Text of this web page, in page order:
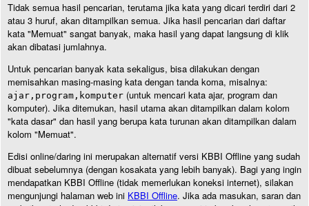
Tidak semua hasil pencarian, terutama jika kata yang dicari terdiri dari 2
atau 3 huruf, akan ditampilkan semua. Jika hasil pencarian dari daftar
kata "Memuat" sangat banyak, maka hasil yang dapat langsung di klik
akan dibatasi jumlahnya.
Untuk pencarian banyak kata sekaligus, bisa dilakukan dengan
memisahkan masing-masing kata dengan tanda koma, misalnya:
ajar,program,komputer (untuk mencari kata ajar, program dan
komputer). Jika ditemukan, hasil utama akan ditampilkan dalam kolom
"kata dasar" dan hasil yang berupa kata turunan akan ditampilkan dalam
kolom "Memuat".
Edisi online/daring ini merupakan alternatif versi KBBI Offline yang sudah
dibuat sebelumnya (dengan kosakata yang lebih banyak). Bagi yang ingin
mendapatkan KBBI Offline (tidak memerlukan koneksi internet), silakan
mengunjungi halaman web ini KBBI Offline. Jika ada masukan, saran dan